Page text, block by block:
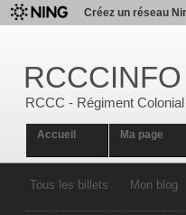
Créez un réseau
RCCCINFO
RCCC - Régiment
Accueil Ma page
Tous les billets Mon blog